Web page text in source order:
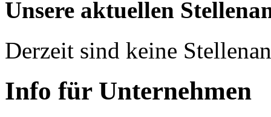
Unsere aktuellen
Derzeit sind keine
Info für Unternehmen